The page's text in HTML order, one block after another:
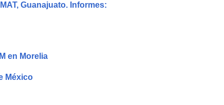
Guanajuato. Informes:
en Morelia
México